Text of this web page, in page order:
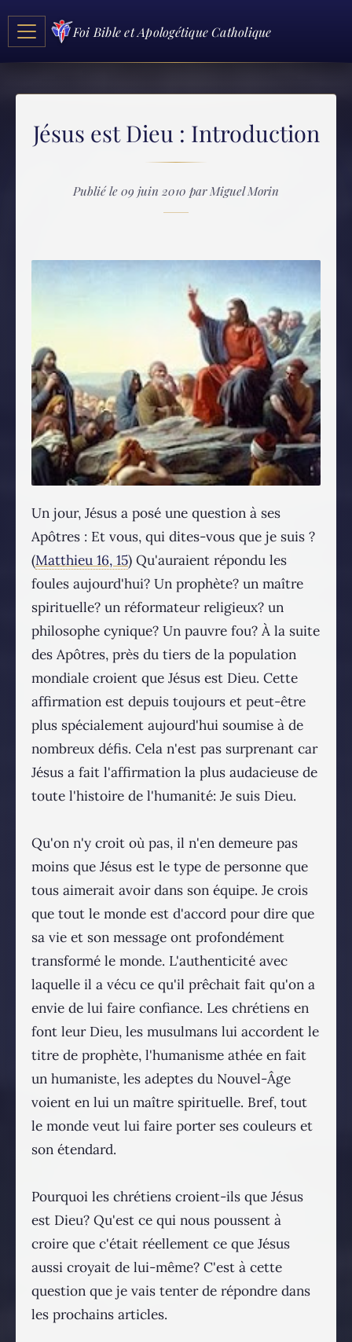
Foi Bible et Apologétique Catholique
Jésus est Dieu : Introduction
Publié le 09 juin 2010 par Miguel Morin
Un jour, Jésus a posé une question à ses
Apôtres : Et vous, qui dites-vous que je suis ?
(Matthieu 16, 15) Qu'auraient répondu les
foules aujourd'hui? Un prophète? un maître
spirituelle? un réformateur religieux? un
philosophe cynique? Un pauvre fou? À la suite
des Apôtres, près du tiers de la population
mondiale croient que Jésus est Dieu. Cette
affirmation est depuis toujours et peut-être
plus spécialement aujourd'hui soumise à de
nombreux défis. Cela n'est pas surprenant car
Jésus a fait l'affirmation la plus audacieuse de
toute l'histoire de l'humanité: Je suis Dieu.
Qu'on n'y croit où pas, il n'en demeure pas
moins que Jésus est le type de personne que
tous aimerait avoir dans son équipe. Je crois
que tout le monde est d'accord pour dire que
sa vie et son message ont profondément
transformé le monde. L'authenticité avec
laquelle il a vécu ce qu'il prêchait fait qu'on a
envie de lui faire confiance. Les chrétiens en
font leur Dieu, les musulmans lui accordent le
titre de prophète, l'humanisme athée en fait
un humaniste, les adeptes du Nouvel-Âge
voient en lui un maître spirituelle. Bref, tout
le monde veut lui faire porter ses couleurs et
son étendard.
Pourquoi les chrétiens croient-ils que Jésus
est Dieu? Qu'est ce qui nous poussent à
croire que c'était réellement ce que Jésus
aussi croyait de lui-même? C'est à cette
question que je vais tenter de répondre dans
les prochains articles.